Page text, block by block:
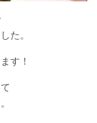
た。
す！